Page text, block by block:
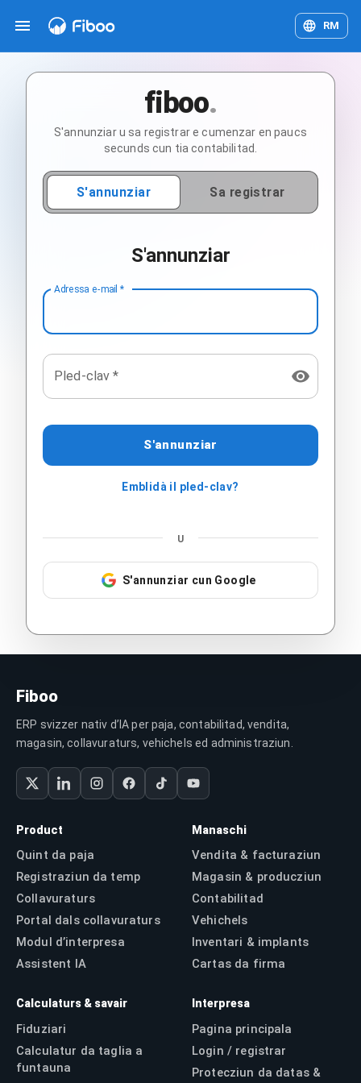
RM
fiboo.
S'annunziar u sa registrar e cumenzar en paucs
secunds cun tia contabilitad.
S'annunziar Sa registrar
S'annunziar
Adressa e-mail *
Pled-clav *
S'annunziar
Emblidà il pled-clav?
U
S'annunziar cun Google
Fiboo
ERP svizzer nativ d’IA per paja, contabilitad, vendita,
magasin, collavuraturs, vehichels ed administraziun.
Product
Quint da paja
Registraziun da temp
Collavuraturs
Portal dals collavuraturs
Modul d’interpresa
Assistent IA
Manaschi
Vendita & facturaziun
Magasin & producziun
Contabilitad
Vehichels
Inventari & implants
Cartas da firma
Calculaturs & savair
Fiduziari
Calculatur da taglia a
funtauna
Interpresa
Pagina principala
Login / registrar
Protecziun da datas &